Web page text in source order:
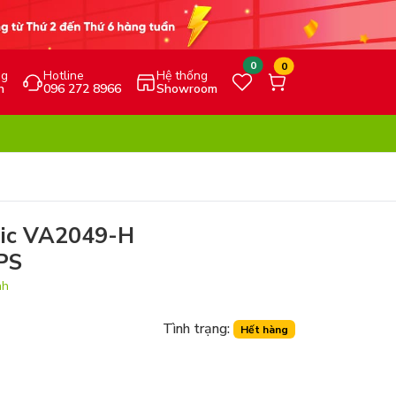
Hotline
096 272 8966
Hệ thống
Showroom
0 0
VA2049-H
Tình trạng: Hết hàng